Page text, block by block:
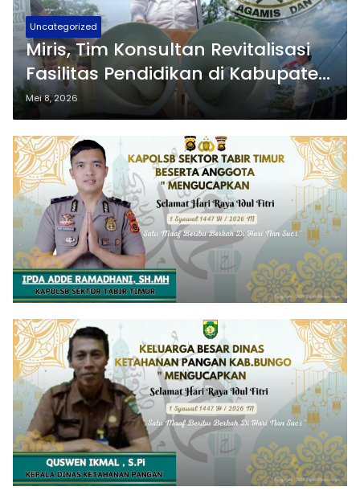
Uncategorized
Miris, Tim Konsultan Revitalisasi
Fasilitas Pendidikan di Kabupaten
Buton Tengah Malah Difitnah
Mei 8, 2026